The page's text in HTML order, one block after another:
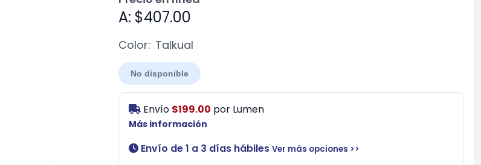
A: $407.00
Color: Talkual
No disponible
Envío $199.00 por Lumen
Más información
Envío de 1 a 3 días hábiles Ver más opciones >>